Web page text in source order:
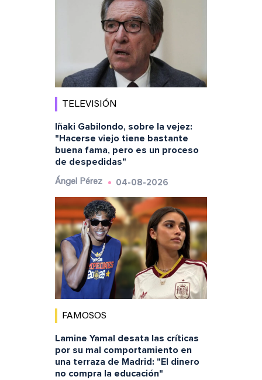
TELEVISIÓN
Iñaki Gabilondo, sobre la vejez:
"Hacerse viejo tiene bastante
buena fama, pero es un proceso
de despedidas"
Ángel Pérez 04-08-2026
FAMOSOS
Lamine Yamal desata las críticas
por su mal comportamiento en
una terraza de Madrid: "El dinero
no compra la educación"